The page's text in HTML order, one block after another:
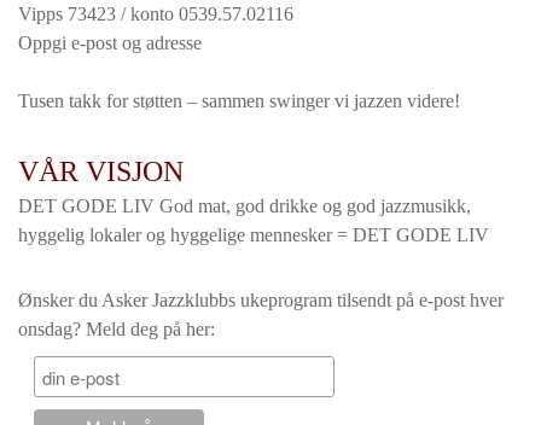
Vipps 73423 / konto 0539.57.02116
Oppgi e-post og adresse
Tusen takk for støtten – sammen swinger vi jazzen videre!
VÅR VISJON
DET GODE LIV God mat, god drikke og god jazzmusikk,
hyggelig lokaler og hyggelige mennesker = DET GODE LIV
Ønsker du Asker Jazzklubbs ukeprogram tilsendt på e-post hver
onsdag? Meld deg på her: